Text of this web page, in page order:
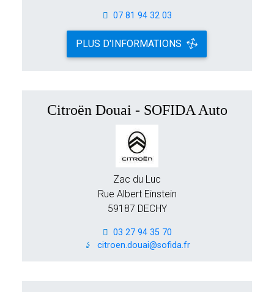
07 81 94 32 03
PLUS D'INFORMATIONS
Citroën Douai - SOFIDA Auto
Zac du Luc
Rue Albert Einstein
59187 DECHY
03 27 94 35 70
citroen.douai@sofida.fr